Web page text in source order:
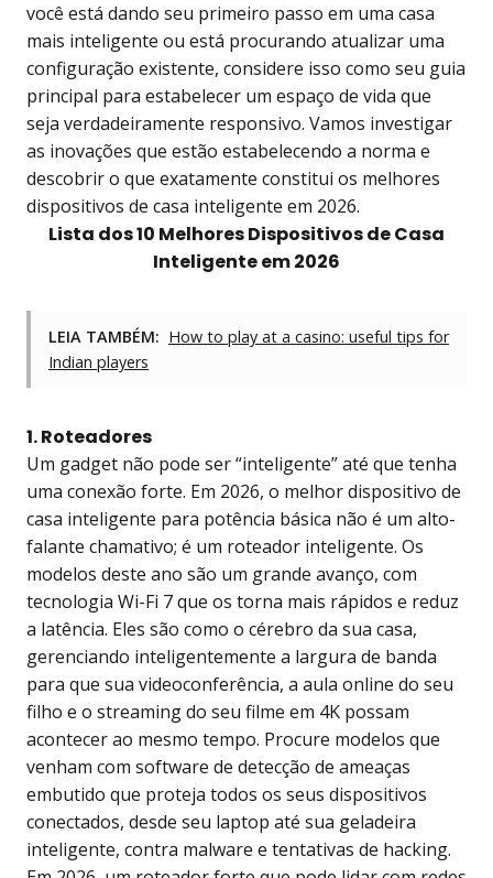
você está dando seu primeiro passo em uma casa
mais inteligente ou está procurando atualizar uma
configuração existente, considere isso como seu guia
principal para estabelecer um espaço de vida que
seja verdadeiramente responsivo. Vamos investigar
as inovações que estão estabelecendo a norma e
descobrir o que exatamente constitui os melhores
dispositivos de casa inteligente em 2026.
Lista dos 10 Melhores Dispositivos de Casa
Inteligente em 2026
LEIA TAMBÉM: How to play at a casino: useful tips for
Indian players
1. Roteadores
Um gadget não pode ser “inteligente” até que tenha
uma conexão forte. Em 2026, o melhor dispositivo de
casa inteligente para potência básica não é um alto-
falante chamativo; é um roteador inteligente. Os
modelos deste ano são um grande avanço, com
tecnologia Wi-Fi 7 que os torna mais rápidos e reduz
a latência. Eles são como o cérebro da sua casa,
gerenciando inteligentemente a largura de banda
para que sua videoconferência, a aula online do seu
filho e o streaming do seu filme em 4K possam
acontecer ao mesmo tempo. Procure modelos que
venham com software de detecção de ameaças
embutido que proteja todos os seus dispositivos
conectados, desde seu laptop até sua geladeira
inteligente, contra malware e tentativas de hacking.